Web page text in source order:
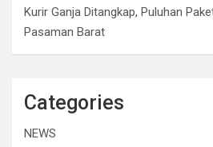
Kurir Ganja Ditangkap, Puluhan
Pasaman Barat
Categories
NEWS